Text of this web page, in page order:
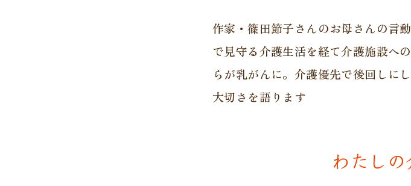
作家・篠田節子さんのお母さんの言
で見守る介護生活を経て介護施設へ
らが乳がんに。介護優先で後回しに
大切さを語ります
わたし